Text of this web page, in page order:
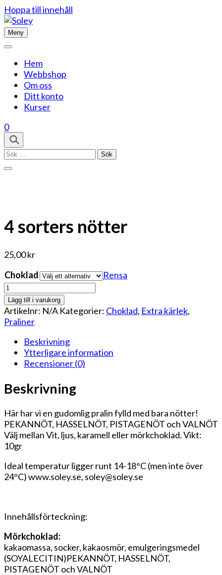
Hoppa till innehåll
Meny
Hem
Webbshop
Om oss
Ditt konto
Kurser
0
Sök
4 sorters nötter
25,00kr
Choklad
Rensa
4
sorters
nötter
mängd
Lägg till i varukorg
Artikelnr: N/A Kategorier: Choklad, Extra kärlek,
Praliner
Beskrivning
Ytterligare information
Recensioner (0)
Beskrivning
Här har vi en gudomlig pralin fylld med bara nötter!
PEKANNÖT, HASSELNÖT, PISTAGENÖT och VALNÖT
Välj mellan Vit, ljus, karamell eller mörkchoklad. Vikt:
10gr
Ideal temperatur ligger runt 14-18°C (men inte över
24°C) www.soley.se, soley@soley.se
Innehållsförteckning:
Mörkchoklad:
kakaomassa, socker, kakaosmör, emulgeringsmedel
(SOYALECITIN)PEKANNÖT, HASSELNÖT,
PISTAGENÖT och VALNÖT